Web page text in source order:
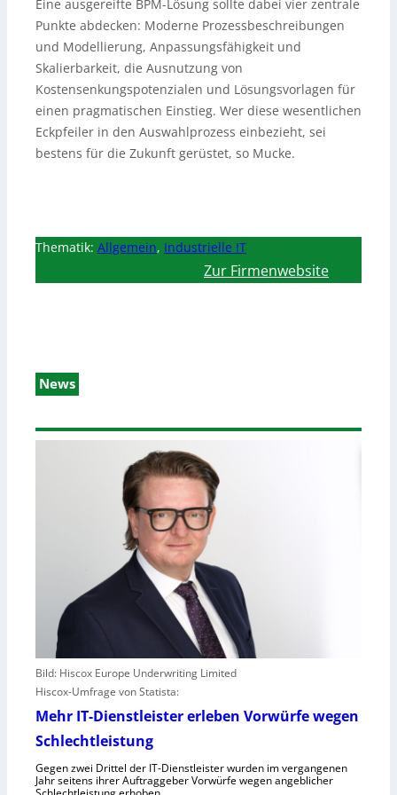
Eine ausgereifte BPM-Lösung sollte dabei vier zentrale
Punkte abdecken: Moderne Prozessbeschreibungen
und Modellierung, Anpassungsfähigkeit und
Skalierbarkeit, die Ausnutzung von
Kostensenkungspotenzialen und Lösungsvorlagen für
einen pragmatischen Einstieg. Wer diese wesentlichen
Eckpfeiler in den Auswahlprozess einbezieht, sei
bestens für die Zukunft gerüstet, so Mucke.
Thematik: Allgemein, Industrielle IT
Zur Firmenwebsite
News
Bild: Hiscox Europe Underwriting Limited
Hiscox-Umfrage von Statista:
Mehr IT-Dienstleister erleben Vorwürfe wegen
Schlechtleistung
Gegen zwei Drittel der IT-Dienstleister wurden im vergangenen
Jahr seitens ihrer Auftraggeber Vorwürfe wegen angeblicher